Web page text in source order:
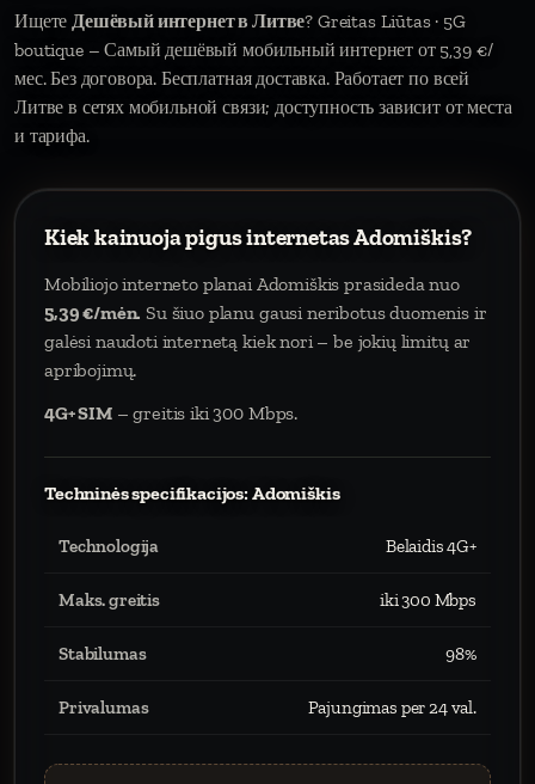
ИщетеДешёвый интернет в Литве? Greitas Liūtas · 5G
boutique – Самый дешёвый мобильный интернет от 5,39 €/
мес. Без договора. Бесплатная доставка. Работает по всей
Литве в сетях мобильной связи; доступность зависит от места
и тарифа.
Kiek kainuoja pigus internetas Adomiškis?
Mobiliojo interneto planai Adomiškis prasideda nuo
5,39 €/mėn. Su šiuo planu gausi neribotus duomenis ir
galėsi naudoti internetą kiek nori – be jokių limitų ar
apribojimų.
4G+ SIM– greitis iki 300 Mbps.
Techninės specifikacijos: Adomiškis
Technologija Belaidis 4G+
Maks. greitis iki 300 Mbps
Stabilumas 98%
Privalumas Pajungimas per 24 val.